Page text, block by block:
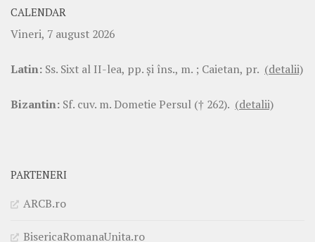
CALENDAR
Vineri, 7 august 2026
Latin: Ss. Sixt al II-lea, pp. şi îns., m. ; Caietan, pr. (detalii)
Bizantin: Sf. cuv. m. Dometie Persul († 262). (detalii)
PARTENERI
ARCB.ro
BisericaRomanaUnita.ro